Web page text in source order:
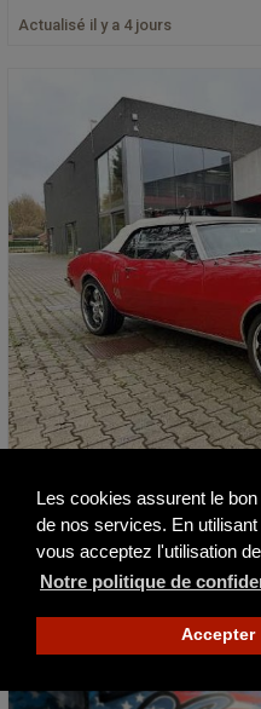
Les cookies assurent le
de nos services. En
vous acceptez l'utilisation
Notre politique de
Accepter
Actualisé il y a 4 jours
Faire offre